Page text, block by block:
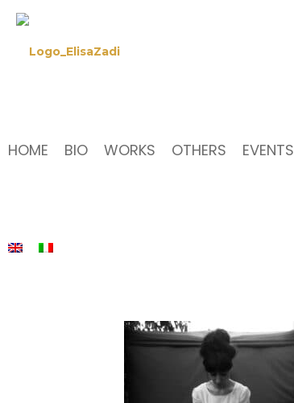
HOME BIO WORKS OTHERS EVENTS